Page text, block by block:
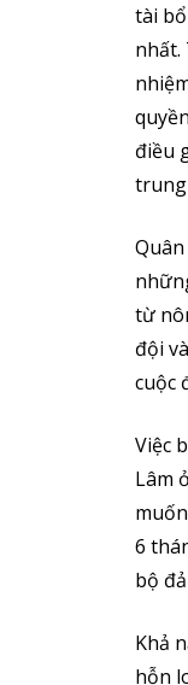
tài
nhất.
điều
trung
từ
đội
cuộc
Việc
Lâm
6
bộ
Khả
hỗn